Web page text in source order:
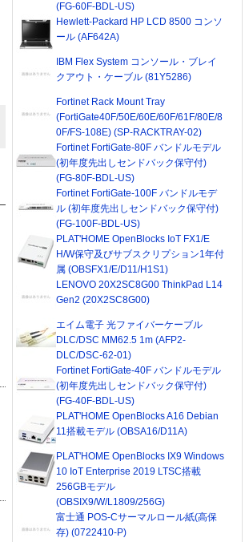
(FG-60F-BDL-US)
Hewlett-Packard HP LCD 8500 コンソ
ール (AF642A)
IBM Flex System コンソール・ブレイ
クアウト・ケーブル (81Y5286)
Fortinet Rack Mount Tray
(FortiGate40F/50E/60E/60F/61F/80E/8
0F/FS-108E) (SP-RACKTRAY-02)
Fortinet FortiGate-80F バンドルモデル
(初年度先出しセンドバック保守付)
(FG-80F-BDL-US)
Fortinet FortiGate-100F バンドルモデ
ル (初年度先出しセンドバック保守付)
(FG-100F-BDL-US)
PLAT'HOME OpenBlocks IoT FX1/E
H/W保守及びサブスクリプション1年付
属 (OBSFX1/E/D11/H1S1)
LENOVO 20X2SC8G00 ThinkPad L14
Gen2 (20X2SC8G00)
エイム電子 光ファイバーケーブル
DLC/DSC MM62.5 1m (AFP2-
DLC/DSC-62-01)
Fortinet FortiGate-40F バンドルモデル
(初年度先出しセンドバック保守付)
(FG-40F-BDL-US)
PLAT'HOME OpenBlocks A16 Debian
11搭載モデル (OBSA16/D11A)
PLAT'HOME OpenBlocks IX9 Windows
10 IoT Enterprise 2019 LTSC搭載
256GBモデル
(OBSIX9/W/L1809/256G)
富士通 POS-Cサーマルロール紙(高保
存) (0722410-P)